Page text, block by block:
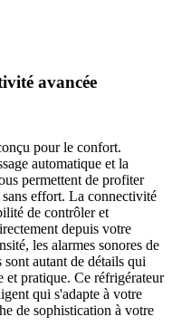
avancée
pour le confort.
automatique et la
permettent de profiter
effort. La connectivité
de contrôler et
depuis votre
les alarmes sonores de
sont autant de détails qui
et pratique. Ce réfrigérateur
qui s'adapte à votre
de sophistication à votre